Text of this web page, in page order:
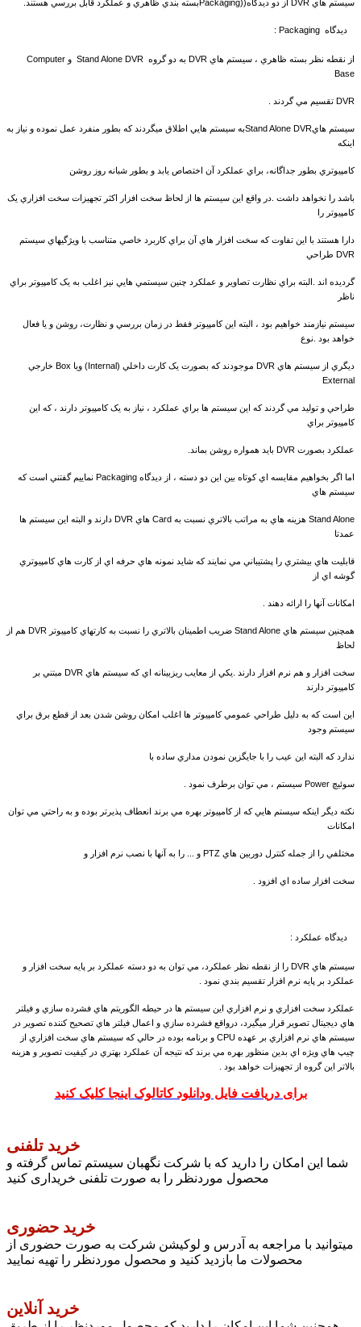
سيستم هاي DVR از دو ديدگاه((Packagingبسته بندي ظاهري و عملکرد قابل بررسي هستند.
ديدگاه Packaging :
از نقطه نظر بسته ظاهري ، سيستم هاي DVR به دو گروه Stand Alone DVR و Computer
Base
DVR تقسيم مي گردند .
سيستم هايStand Alone DVRبه سيستم هايي اطلاق ميگردند که بطور منفرد عمل نموده و نياز به
اينکه
کامپيوتري بطور جداگانه، براي عملکرد آن اختصاص يابد و بطور شبانه روز روشن
باشد را نخواهد داشت .در واقع اين سيستم ها از لحاظ سخت افزار اکثر تجهيزات سخت افزاري يک
کامپيوتر را
دارا هستند با اين تفاوت که سخت افزار هاي آن براي کاربرد خاصي متناسب با ويژگيهاي سيستم
DVR طراحي
گرديده اند .البته براي نظارت تصاوير و عملکرد چنين سيستمي هايي نيز اغلب به يک کامپيوتر براي
ناظر
سيستم نيازمند خواهيم بود ، البته اين کامپيوتر فقط در زمان بررسي و نظارت، روشن و يا فعال
خواهد بود .نوع
ديگري از سيستم هاي DVR موجودند که بصورت يک کارت داخلي (Internal) ويا Box خارجي
External
طراحي و توليد مي گردند که اين سيستم ها براي عملکرد ، نياز به يک کامپيوتر دارند ، که اين
کامپيوتر براي
عملکرد بصورت DVR بايد همواره روشن بماند.
اما اگر بخواهيم مقايسه اي کوتاه بين اين دو دسته ، از ديدگاه Packaging نماييم گفتني است که
سيستم هاي
Stand Alone هزينه هاي به مراتب بالاتري نسبت به Card هاي DVR دارند و البته اين سيستم ها
عمدتا
قابليت هاي بيشتري را پشتيباني مي نمايند که شايد نمونه هاي حرفه اي از کارت هاي کامپيوتري
گوشه اي از
امکانات آنها را ارائه دهند .
همچنين سيستم هاي Stand Alone ضريب اطمينان بالاتري را نسبت به کارتهاي کامپيوتر DVR هم از
لحاظ
سخت افزار و هم نرم افزار دارند .يکي از معايب ريزبينانه اي که سيستم هاي DVR مبتني بر
کامپيوتر دارند
اين است که به دليل طراحي عمومي کامپيوتر ها اغلب امکان روشن شدن بعد از قطع برق براي
سيستم وجود
ندارد که البته اين عيب را با جايگزين نمودن مداري ساده با
سوئيچ Power سيستم ، مي توان برطرف نمود .
نکته ديگر اينکه سيستم هايي که از کامپيوتر بهره مي برند انعطاف پذيرتر بوده و به راحتي مي توان
امکانات
مختلفي را از جمله کنترل دوربين هاي PTZ و ... را به آنها با نصب نرم افزار و
سخت افزار ساده اي افزود .
ديدگاه عملکرد :
سيستم هاي DVR را از نقطه نظر عملکرد، مي توان به دو دسته عملکرد بر پايه سخت افزار و
عملکرد بر پايه نرم افزار تقسيم بندي نمود .
عملکرد سخت افزاري و نرم افزاري اين سيستم ها در حيطه الگوريتم هاي فشرده سازي و فيلتر
هاي ديجيتال تصوير قرار ميگيرد، درواقع فشرده سازي و اعمال فيلتر هاي تصحيح کننده تصوير در
سيستم هاي نرم افزاري بر عهده CPU و برنامه بوده در حالي که سيستم هاي سخت افزاري از
چيپ هاي ويژه اي بدين منظور بهره مي برند که نتيجه آن عملکرد بهتري در کيفيت تصوير و هزينه
بالاتر اين گروه از تجهيزات خواهد بود .
برای دریافت فایل ودانلود کاتالوک اینجا کلیک کنید
خرید تلفنی
شما این امکان را دارید که با شرکت نگهبان سیستم تماس گرفته و
محصول موردنظر را به صورت تلفنی خریداری کنید
خرید حضوری
میتوانید با مراجعه به آدرس و لوکیشن شرکت به صورت حضوری از
محصولات ما بازدید کنید و محصول موردنظر را تهیه نمایید
خرید آنلاین